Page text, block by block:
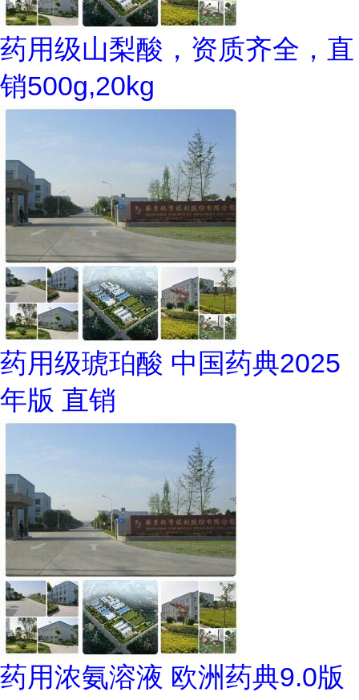
药用级山梨酸，资质齐全，直
销500g,20kg
药用级琥珀酸 中国药典2025
年版 直销
药用浓氨溶液 欧洲药典9.0版